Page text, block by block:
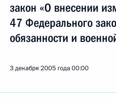
закон «О внесении
47 Федерального
обязанности и
3 декабря 2005 года00:00